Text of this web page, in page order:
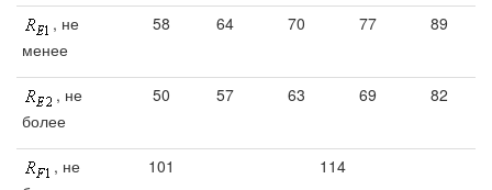
, не
менее
58 64 70 77 89
, не
более
50 57 63 69 82
, не
101 114